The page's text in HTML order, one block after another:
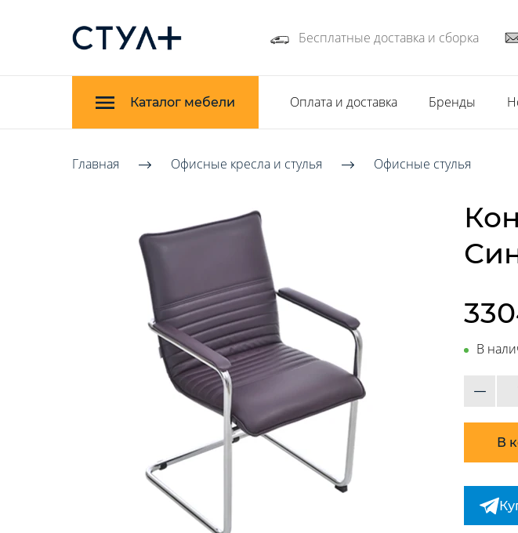
Бесплатные доставка и сборка
Каталог мебели Оплата и доставка Бренды
Главная Офисные кресла и стулья Офисные стулья
В
В